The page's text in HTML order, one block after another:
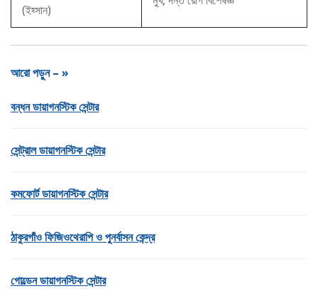
(ইহ্সান)
আরো পড়ুন – »
বন্ধন ডায়াগনস্টিক সেন্টার
সেন্ট্রাল ডায়াগনস্টিক সেন্টার
কমফোর্ট ডায়াগনস্টিক সেন্টার
ঠাকুরগাঁও ফিজিওথেরাপি ও পুনর্বাসন কেন্দ্র
গোল্ডেন ডায়াগনস্টিক সেন্টার